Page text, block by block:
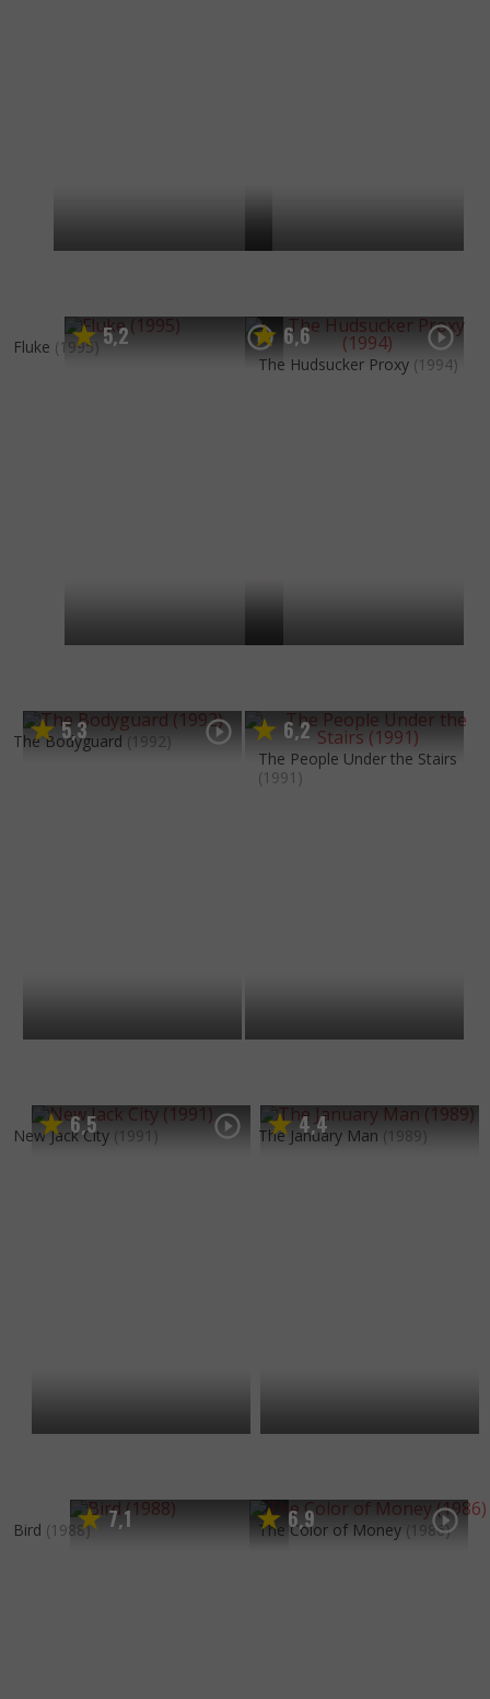
5,2
Fluke (1995) 6,6
The Hudsucker Proxy (1994)
5,3
The Bodyguard (1992) 6,2
The People Under the Stairs
(1991)
6,5
New Jack City (1991) 4,4
The January Man (1989)
7,1
Bird (1988) 6,9
The Color of Money (1986)